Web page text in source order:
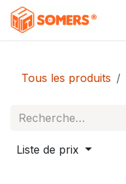
Se rendre au contenu
Tous les produits
Liste de prix